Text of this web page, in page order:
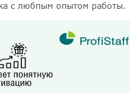
с любпым опытом работы.